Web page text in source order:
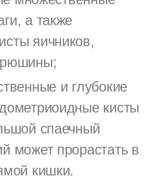
а также
яичников,
и глубокие
кисты
спаечный
может прорастать в
кишки.